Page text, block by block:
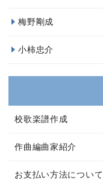
梅野剛成
小柿忠介
校歌楽譜作成
作曲編曲家紹介
お支払い方法について